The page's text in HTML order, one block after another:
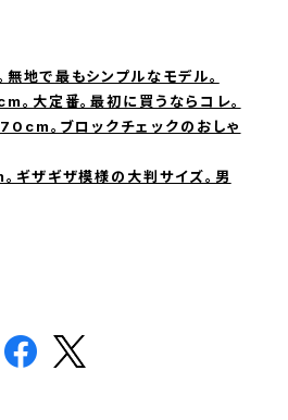
で最もシンプルなモデル。
大定番。最初に買うならコレ。
。ブロックチェックのおしゃ
ザギザ模様の大判サイズ。男